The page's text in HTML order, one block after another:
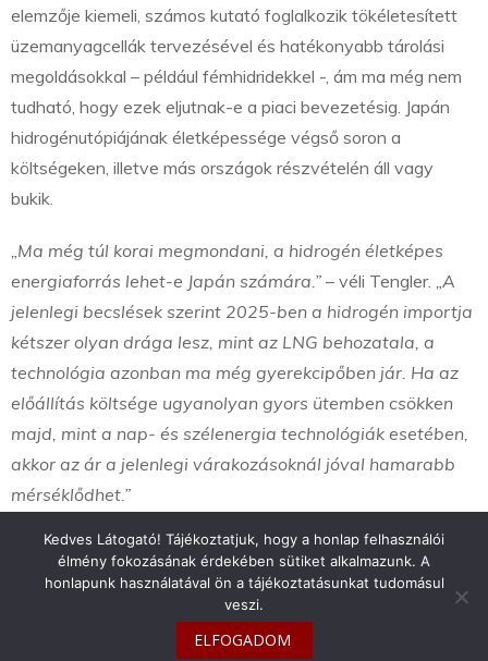
elemzője kiemeli, számos kutató foglalkozik tökéletesített
üzemanyagcellák tervezésével és hatékonyabb tárolási
megoldásokkal – például fémhidridekkel -, ám ma még nem
tudható, hogy ezek eljutnak-e a piaci bevezetésig. Japán
hidrogénutópiájának életképessége végső soron a
költségeken, illetve más országok részvételén áll vagy
bukik.
„Ma még túl korai megmondani, a hidrogén életképes
energiaforrás lehet-e Japán számára.” – véli Tengler. „A
jelenlegi becslések szerint 2025-ben a hidrogén importja
kétszer olyan drága lesz, mint az LNG behozatala, a
technológia azonban ma még gyerekcipőben jár. Ha az
előállítás költsége ugyanolyan gyors ütemben csökken
majd, mint a nap- és szélenergia technológiák esetében,
akkor az ár a jelenlegi várakozásoknál jóval hamarabb
mérséklődhet.”
info@toyotaclub.hu
Kedves Látogató! Tájékoztatjuk, hogy a honlap felhasználói
élmény fokozásának érdekében sütiket alkalmazunk. A
honlapunk használatával ön a tájékoztatásunkat tudomásul
veszi.
ELFOGADOM